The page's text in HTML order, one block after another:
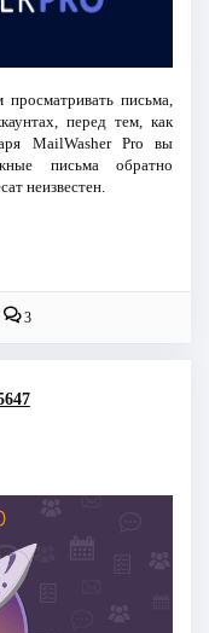
просматривать письма,
перед тем, как
MailWasher Pro вы
письма обратно
неизвестен.
3